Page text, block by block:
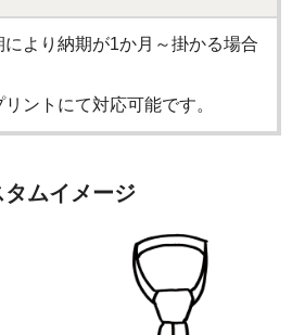
より納期が1か月～掛かる場合
ントにて対応可能です。
タムイメージ